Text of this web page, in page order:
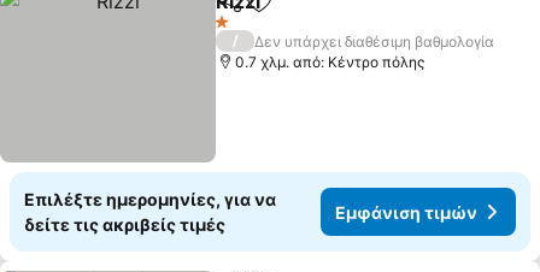
Κοινοποίηση
Προσθήκη στα αγαπημένα
1 Αστέρια
/
Δεν υπάρχει διαθέσιμη βαθμολογία
0.7 χλμ. από: Κέντρο πόλης
Επιλέξτε ημερομηνίες, για να
δείτε τις ακριβείς τιμές
Εμφάνιση τιμών